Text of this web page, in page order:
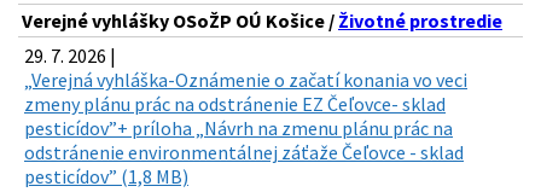
Verejné vyhlášky OSoŽP OÚ Košice / Životné prostredie
29. 7. 2026 |
„Verejná vyhláška-Oznámenie o začatí konania vo veci
zmeny plánu prác na odstránenie EZ Čeľovce- sklad
pesticídov”+ príloha „Návrh na zmenu plánu prác na
odstránenie environmentálnej záťaže Čeľovce - sklad
pesticídov” (1,8 MB)